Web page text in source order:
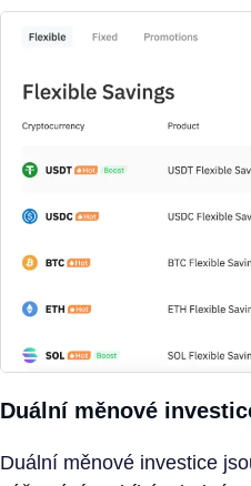
Duální měnové
Duální měnové investice